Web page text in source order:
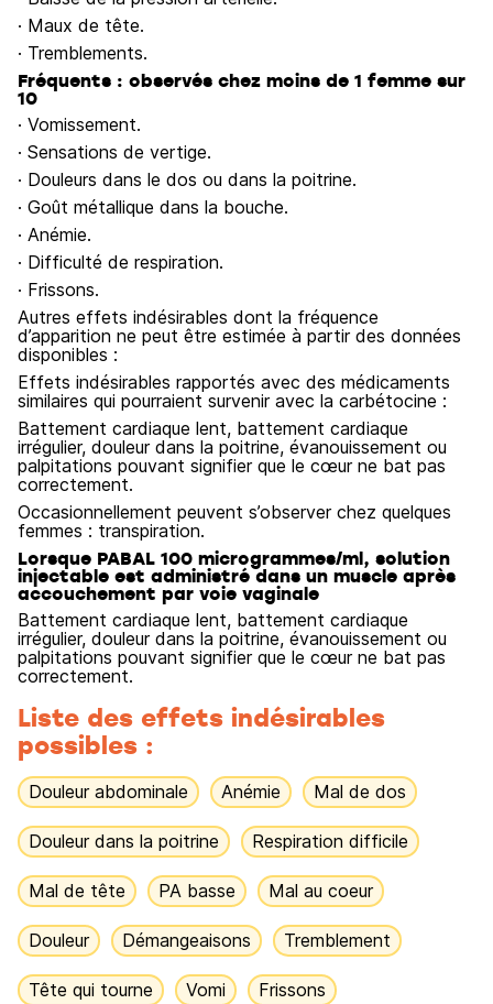
· Maux de tête.
· Tremblements.
Fréquents : observés chez moins de 1 femme sur
10
· Vomissement.
· Sensations de vertige.
· Douleurs dans le dos ou dans la poitrine.
· Goût métallique dans la bouche.
· Anémie.
· Difficulté de respiration.
· Frissons.
Autres effets indésirables dont la fréquence
d’apparition ne peut être estimée à partir des données
disponibles :
Effets indésirables rapportés avec des médicaments
similaires qui pourraient survenir avec la carbétocine :
Battement cardiaque lent, battement cardiaque
irrégulier, douleur dans la poitrine, évanouissement ou
palpitations pouvant signifier que le cœur ne bat pas
correctement.
Occasionnellement peuvent s’observer chez quelques
femmes : transpiration.
Lorsque PABAL 100 microgrammes/ml, solution
injectable est administré dans un muscle après
accouchement par voie vaginale
Battement cardiaque lent, battement cardiaque
irrégulier, douleur dans la poitrine, évanouissement ou
palpitations pouvant signifier que le cœur ne bat pas
correctement.
Liste des effets indésirables
possibles :
Douleur abdominale Anémie Mal de dos
Douleur dans la poitrine Respiration difficile
Mal de tête PA basse Mal au coeur
Douleur Démangeaisons Tremblement
Tête qui tourne Vomi Frissons